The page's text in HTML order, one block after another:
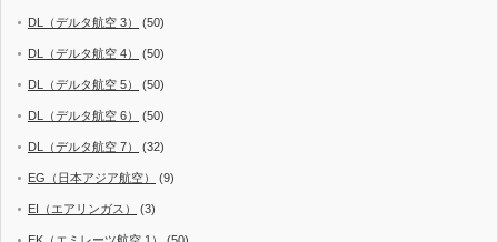
DL（デルタ航空 3） (50)
DL（デルタ航空 4） (50)
DL（デルタ航空 5） (50)
DL（デルタ航空 6） (50)
DL（デルタ航空 7） (32)
EG（日本アジア航空） (9)
EI（エアリンガス） (3)